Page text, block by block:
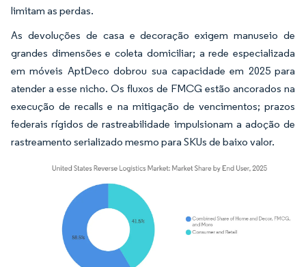
limitam as perdas.
As devoluções de casa e decoração exigem manuseio de
grandes dimensões e coleta domiciliar; a rede especializada
em móveis AptDeco dobrou sua capacidade em 2025 para
atender a esse nicho. Os fluxos de FMCG estão ancorados na
execução de recalls e na mitigação de vencimentos; prazos
federais rígidos de rastreabilidade impulsionam a adoção de
rastreamento serializado mesmo para SKUs de baixo valor.